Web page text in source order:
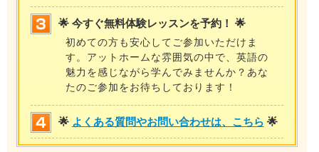
🌟 今すぐ無料体験レッスンを予約！ 🌟
初めての方も安心してご参加いただけま
す。アットホームな雰囲気の中で、英語の
魅力を感じながら学んでみませんか？あな
たのご参加をお待ちしております！
🌟 よくある質問やお問い合わせは、こちら 🌟